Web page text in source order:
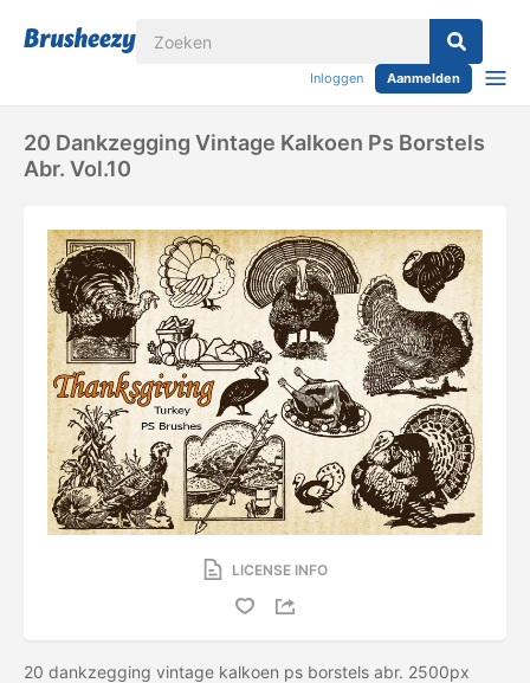
Inloggen Aanmelden
20 Dankzegging Vintage Kalkoen Ps Borstels
Abr. Vol.10
LICENSE INFO
20 dankzegging vintage kalkoen ps borstels abr. 2500px